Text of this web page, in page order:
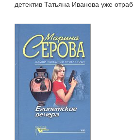
детектив Татьяна Иванова уже